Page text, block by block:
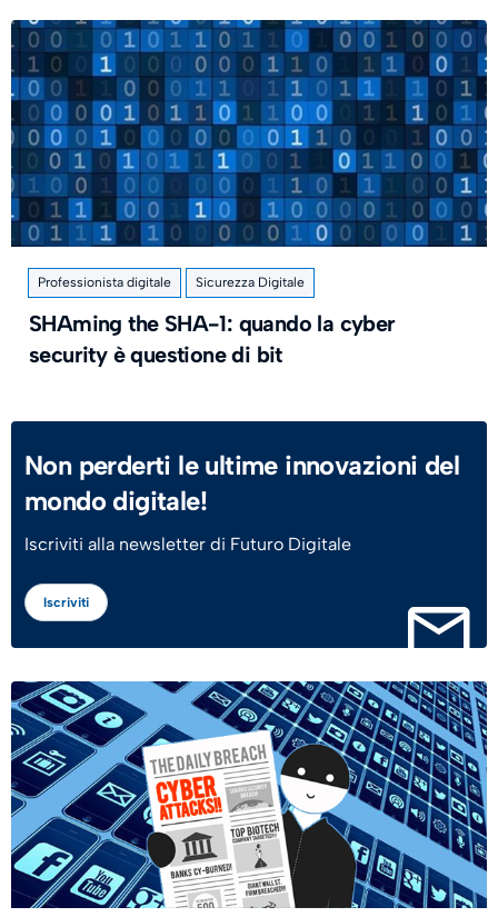
Professionista digitale Sicurezza Digitale
SHAming the SHA-1: quando la cyber
security è questione di bit
Non perderti le ultime innovazioni del
mondo digitale!
Iscriviti alla newsletter di Futuro Digitale
Iscriviti